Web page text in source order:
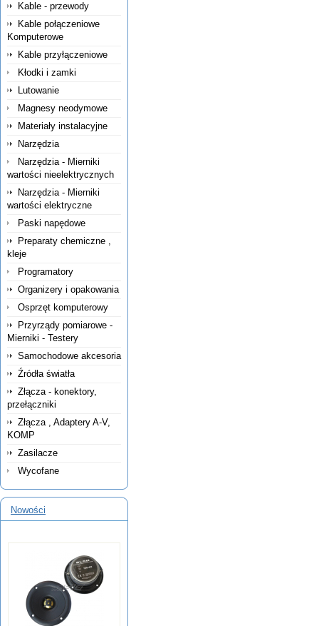
Kable - przewody
Kable połączeniowe
Komputerowe
Kable przyłączeniowe
Kłodki i zamki
Lutowanie
Magnesy neodymowe
Materiały instalacyjne
Narzędzia
Narzędzia - Mierniki
wartości nieelektrycznych
Narzędzia - Mierniki
wartości elektryczne
Paski napędowe
Preparaty chemiczne ,
kleje
Programatory
Organizery i opakowania
Osprzęt komputerowy
Przyrządy pomiarowe -
Mierniki - Testery
Samochodowe akcesoria
Źródła światła
Złącza - konektory,
przełączniki
Złącza , Adaptery A-V,
KOMP
Zasilacze
Wycofane
Nowości